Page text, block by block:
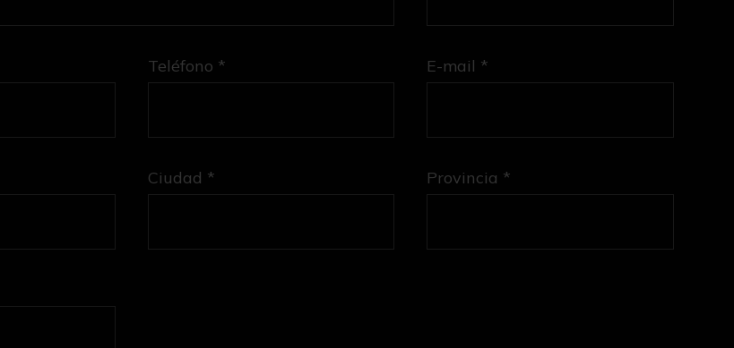
Teléfono * E-mail *
Ciudad * Provincia *